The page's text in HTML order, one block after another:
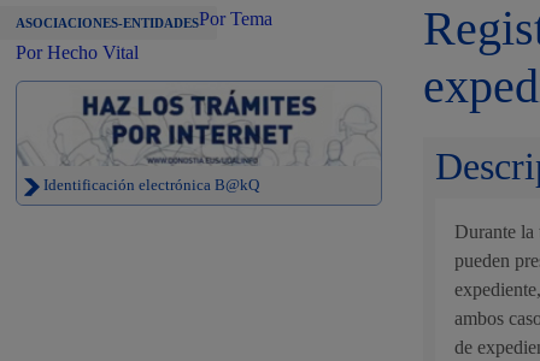
Padrón y asuntos personales
ASOCIACIONES-ENTIDADESPor Tema
Por Hecho Vital
Identificación electrónica B@kQ
Durante la
pueden
ambos
de